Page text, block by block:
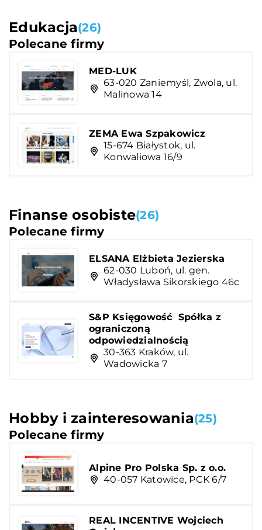
Edukacja(26)
Polecane firmy
MED-LUK
63-020 Zaniemyśl, Zwola, ul.
Malinowa 14
ZEMA Ewa Szpakowicz
15-674 Białystok, ul.
Konwaliowa 16/9
Finanse osobiste(26)
Polecane firmy
ELSANA Elżbieta Jezierska
62-030 Luboń, ul. gen.
Władysława Sikorskiego 46c
S&P Księgowość Spółka z
ograniczoną
odpowiedzialnością
30-363 Kraków, ul.
Wadowicka 7
Hobby i zainteresowania(25)
Polecane firmy
Alpine Pro Polska Sp. z o.o.
40-057 Katowice, PCK 6/7
REAL INCENTIVE Wojciech